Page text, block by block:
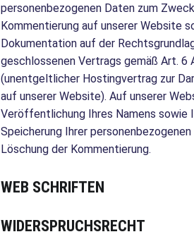
personenbezogenen Daten zum
Kommentierung auf unserer Website
Dokumentation auf der
geschlossenen Vertrags gemäß Art. 6
(unentgeltlicher Hostingvertrag zur
auf unserer Website). Auf unserer
Veröffentlichung Ihres Namens sowie
Speicherung Ihrer
Löschung der Kommentierung.
WEB SCHRIFTEN
WIDERSPRUCHSRECHT